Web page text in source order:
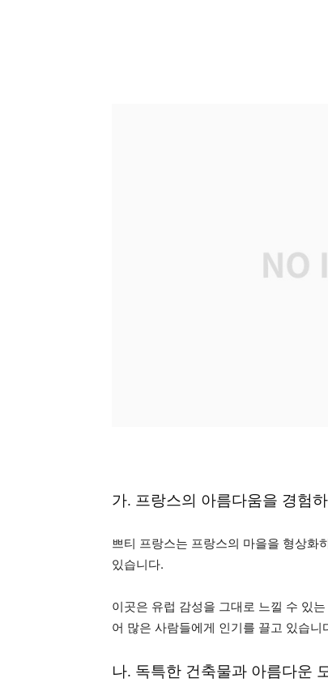
가. 프랑스의 아름다움을 경험
쁘티 프랑스는 프랑스의 마을을 형상화
있습니다.
이곳은 유럽 감성을 그대로 느낄 수 있
어 많은 사람들에게 인기를 끌고 있습니
나. 독특한 건축물과 아름다운